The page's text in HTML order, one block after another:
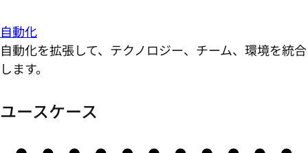
自動化
自動化を拡張して、テクノロジー、チーム、環境を統合
します。
ユースケース